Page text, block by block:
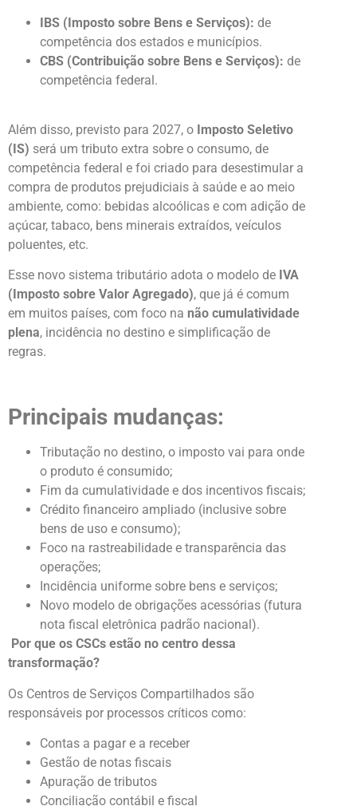
IBS (Imposto sobre Bens e Serviços): de
competência dos estados e municípios.
CBS (Contribuição sobre Bens e Serviços): de
competência federal.
Além disso, previsto para 2027, o Imposto Seletivo
(IS) será um tributo extra sobre o consumo, de
competência federal e foi criado para desestimular a
compra de produtos prejudiciais à saúde e ao meio
ambiente, como: bebidas alcoólicas e com adição de
açúcar, tabaco, bens minerais extraídos, veículos
poluentes, etc.
Esse novo sistema tributário adota o modelo de IVA
(Imposto sobre Valor Agregado), que já é comum
em muitos países, com foco na não cumulatividade
plena, incidência no destino e simplificação de
regras.
Principais mudanças:
Tributação no destino, o imposto vai para onde
o produto é consumido;
Fim da cumulatividade e dos incentivos fiscais;
Crédito financeiro ampliado (inclusive sobre
bens de uso e consumo);
Foco na rastreabilidade e transparência das
operações;
Incidência uniforme sobre bens e serviços;
Novo modelo de obrigações acessórias (futura
nota fiscal eletrônica padrão nacional).
Por que os CSCs estão no centro dessa
transformação?
Os Centros de Serviços Compartilhados são
responsáveis por processos críticos como:
Contas a pagar e a receber
Gestão de notas fiscais
Apuração de tributos
Conciliação contábil e fiscal